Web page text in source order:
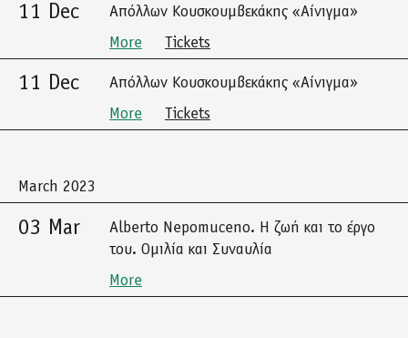
11 Dec
Απόλλων Κουσκουμβεκάκης «Αίνιγμα»
More
Tickets
11 Dec
Απόλλων Κουσκουμβεκάκης «Αίνιγμα»
More
Tickets
March 2023
03 Mar
Alberto Nepomuceno. Η ζωή και το έργο
του. Ομιλία και Συναυλία
More